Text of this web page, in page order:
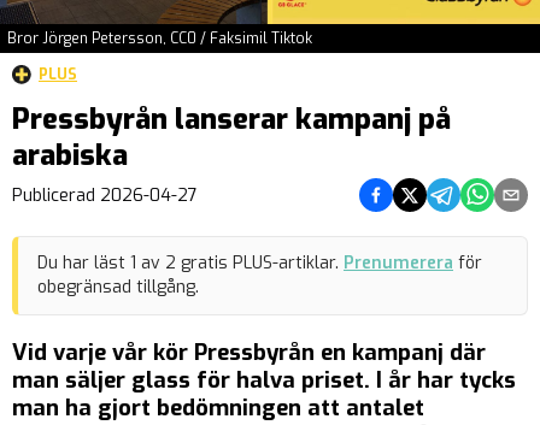
Bror Jörgen Petersson, CC0 / Faksimil Tiktok
PLUS
Pressbyrån lanserar kampanj på
arabiska
Publicerad 2026-04-27 Dela på Facebook
Dela på Twitter
Dela påDela på
Dela
Du har läst 1 av 2 gratis PLUS-artiklar. Prenumerera för
obegränsad tillgång.
Vid varje vår kör Pressbyrån en kampanj där
man säljer glass för halva priset. I år har tycks
man ha gjort bedömningen att antalet